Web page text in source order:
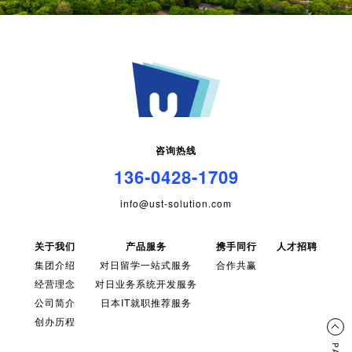
咨询热线
136-0428-1709
info@ust-solution.com
关于我们
集团介绍
经营理念
公司简介
创办历程
产品服务
对日留学一站式服务
对日业务系统开发服务
日本IT就职推荐服务
携手同行
合作共赢
人才招聘